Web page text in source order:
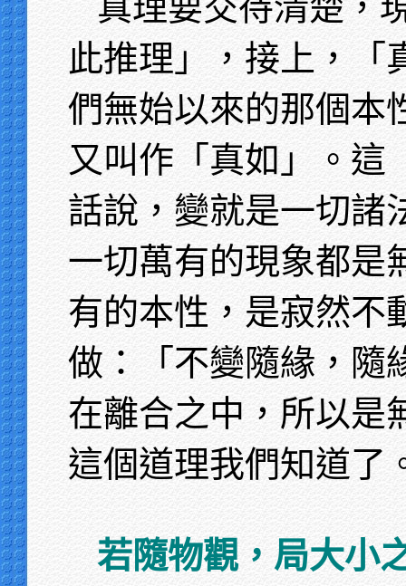
此推理」，接上，「
們無始以來的那個本
又叫作「真如」。這
話說，變就是一切諸
一切萬有的現象都是
有的本性，是寂然不
做：「不變隨緣，隨
在離合之中，所以是
這個道理我們知道了
若隨物觀，局大小